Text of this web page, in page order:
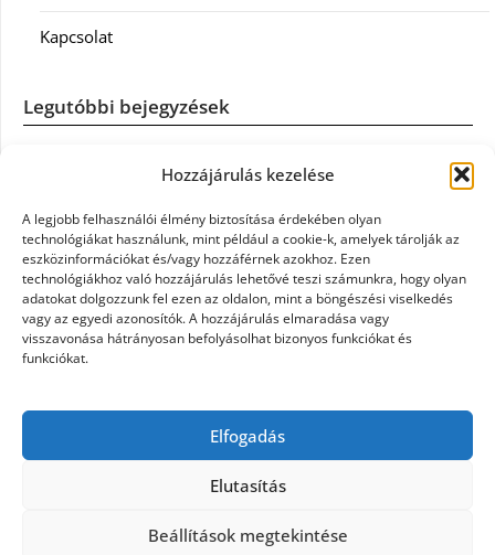
Hozzájárulás kezelése
A legjobb felhasználói élmény biztosítása érdekében olyan
technológiákat használunk, mint például a cookie-k, amelyek tárolják az
eszközinformációkat és/vagy hozzáférnek azokhoz. Ezen
technológiákhoz való hozzájárulás lehetővé teszi számunkra, hogy olyan
adatokat dolgozzunk fel ezen az oldalon, mint a böngészési viselkedés
vagy az egyedi azonosítók. A hozzájárulás elmaradása vagy
visszavonása hátrányosan befolyásolhat bizonyos funkciókat és
funkciókat.
Elfogadás
Elutasítás
Beállítások megtekintése
Kapcsolat
Legutóbbi bejegyzések
Casco szélvédőcsere: mikor éri meg a biztosítást igénybe
Könyvelés: mikor érdemes könyvelőt váltani?
Szövetkezeti jog: miért elengedhetetlen a szakszerű jogi
háttér a biztonságos működéshez
Munkajogi ügyvéd: miért nem érdemes várni a jogi
Tüll anyag: elegancia és sokoldalúság a Szakatex
kínálatában